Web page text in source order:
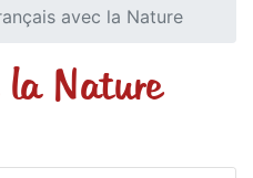
avec la Nature
Nature